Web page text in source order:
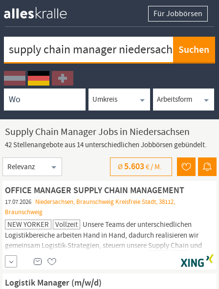
Für Jobbörsen
Ortssuche
Umkreissuche
Arbeitsform
Supply Chain Manager Jobs in Niedersachsen
42 Stellenangebote aus 14 unterschiedlichen Jobbörsen gebündelt.
Sortierung
Ø5.603€ / M.
OFFICE MANAGER SUPPLY CHAIN MANAGEMENT
17.07.2026 Niedersachsen, Braunschweig Kreisfreie Stadt, 38112,
Braunschweig
NEW YORKER Vollzeit Unsere Teams der unterschiedlichen
Logistikbereiche arbeiten Hand in Hand, dadurch realisieren wir
gemeinsam Logistik-Strategien, steuern unsere Supply Chain und
bewegen mehrere hunderttausend Teile pro Tag und sorgen damit
für eine optimale Warenverfügbarkeit in unseren Stores. Sei dabei
und werde mit Deinem Know-How Teil unseres...
Logistik Manager (m/w/d)